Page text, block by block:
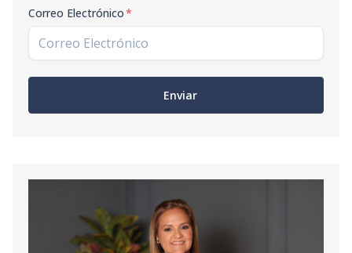
Correo Electrónico*
Enviar